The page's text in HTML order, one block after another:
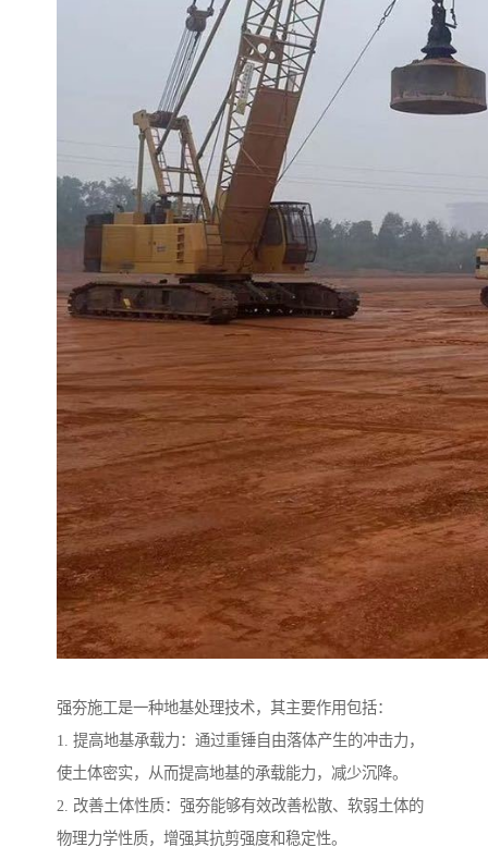
强夯施工是一种地基处理技术，其主要作用包括：
1. 提高地基承载力：通过重锤自由落体产生的冲击力，
使土体密实，从而提高地基的承载能力，减少沉降。
2. 改善土体性质：强夯能够有效改善松散、软弱土体的
物理力学性质，增强其抗剪强度和稳定性。